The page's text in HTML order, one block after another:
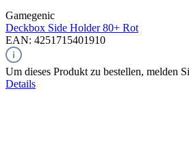
Gamegenic
Deckbox Side Holder 80+ Rot
EAN: 4251715401910
Um dieses Produkt zu bestellen, melden
Details